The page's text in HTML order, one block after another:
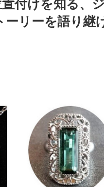
付けを知る、ジ
ーリーを語り継